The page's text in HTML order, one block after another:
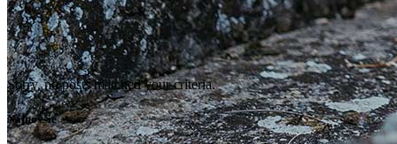
Sorry, no posts matched your criteria.
Najnovšie